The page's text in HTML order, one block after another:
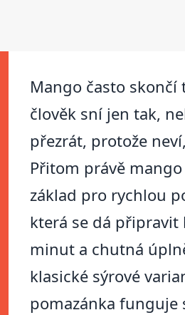
Mango často skončí
člověk sní jen tak,
přezrát, protože
Přitom právě
základ pro rychlou
která se dá připravit
minut a chutná
klasické sýrové
pomazánka funguje